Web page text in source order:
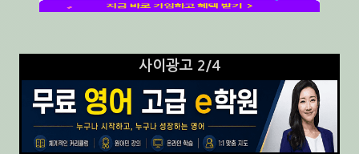
사이광고 3/4